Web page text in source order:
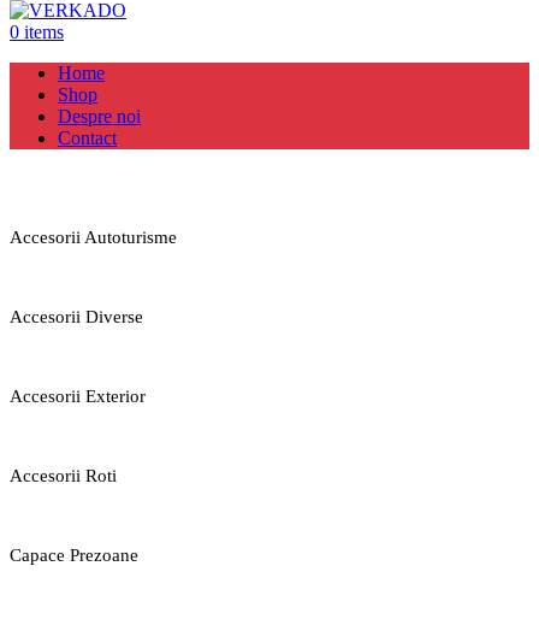
0 items
Home
Shop
Despre noi
Contact
Accesorii Autoturisme
Accesorii Diverse
Accesorii Exterior
Accesorii Roti
Capace Prezoane